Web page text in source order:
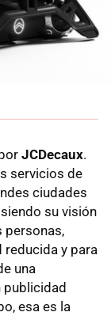
JCDecaux.
servicios de
ciudades
su visión
personas,
y para
una
publicidad
esa es la